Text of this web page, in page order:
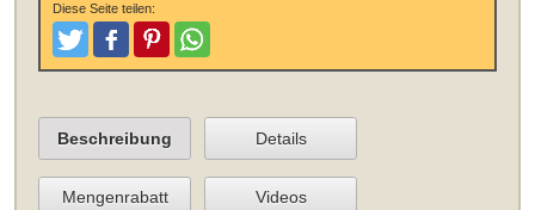
Diese Seite teilen:
TweetenPostenPinterestTeilen
Beschreibung Details
Mengenrabatt Videos